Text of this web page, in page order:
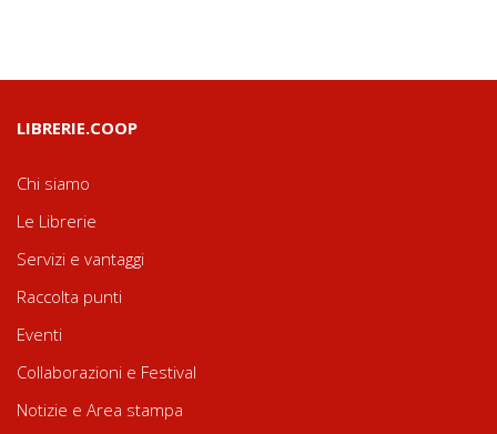
LIBRERIE.COOP
Chi siamo
Le Librerie
Servizi e vantaggi
Raccolta punti
Eventi
Collaborazioni e Festival
Notizie e Area stampa